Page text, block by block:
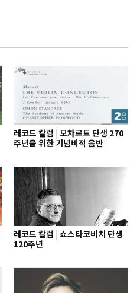
레코드 칼럼 | 모차르트 탄생 270
주년을 위한 기념비적 음반
레코드 칼럼 | 쇼스타코비치 탄생
120주년